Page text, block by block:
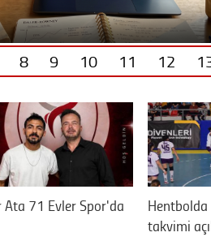
8 9 10 11 12
Ata 71 Evler Spor'da
takvimi